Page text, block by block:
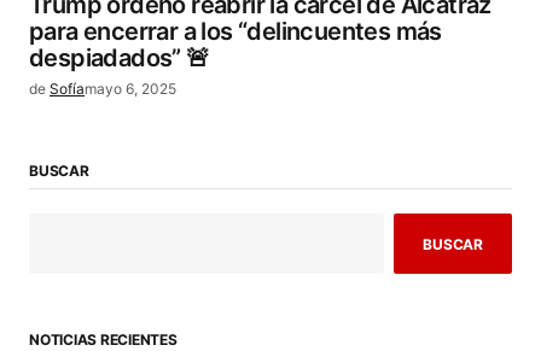
para encerrar a los “delincuentes más
despiadados” 🚨
de Sofíamayo 6, 2025
BUSCAR
BUSCAR
NOTICIAS RECIENTES